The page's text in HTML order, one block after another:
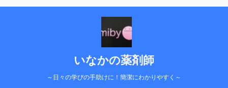
いなかの薬剤師
～日々の学びの手助けに！簡潔にわかりやすく～